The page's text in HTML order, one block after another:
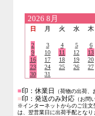
2026 8月
日 月 火 水 木
2
3 4 5 6
9
10 11 12 13
16
17 18 19 20
23
24 25 26 27
30
31
■印：休業日 （荷物の出荷
■印：発送のみ対応 （お問
※インターネットからのご注文
は、翌営業日に出荷手配となり